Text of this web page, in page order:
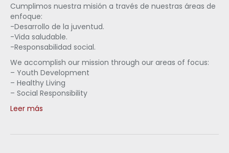
Cumplimos nuestra misión a través de nuestras áreas de
enfoque:
-Desarrollo de la juventud.
-Vida saludable.
-Responsabilidad social.
We accomplish our mission through our areas of focus:
– Youth Development
– Healthy Living
– Social Responsibility
Leer más